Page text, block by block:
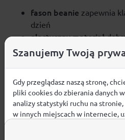
fason beanie zapewnia
dzień
elastyczny materiał
głowy
podwinięty mankiet
bawełniana dzianina
przyjemny w noszeniu
lekka i wygodna
w przejściową pogodę
Szanujemy Twoją
Gdy przeglądasz naszą stronę,
pliki cookies do zbierania danych
analizy statystyki ruchu na
w innych miejscach w internecie,